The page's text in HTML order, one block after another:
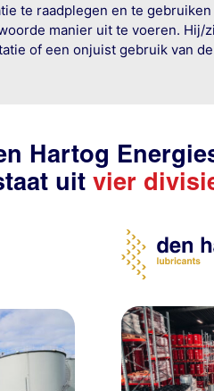
te raadplegen en te
manier uit te voeren.
of een onjuist gebruik van
Hartog
uit vier